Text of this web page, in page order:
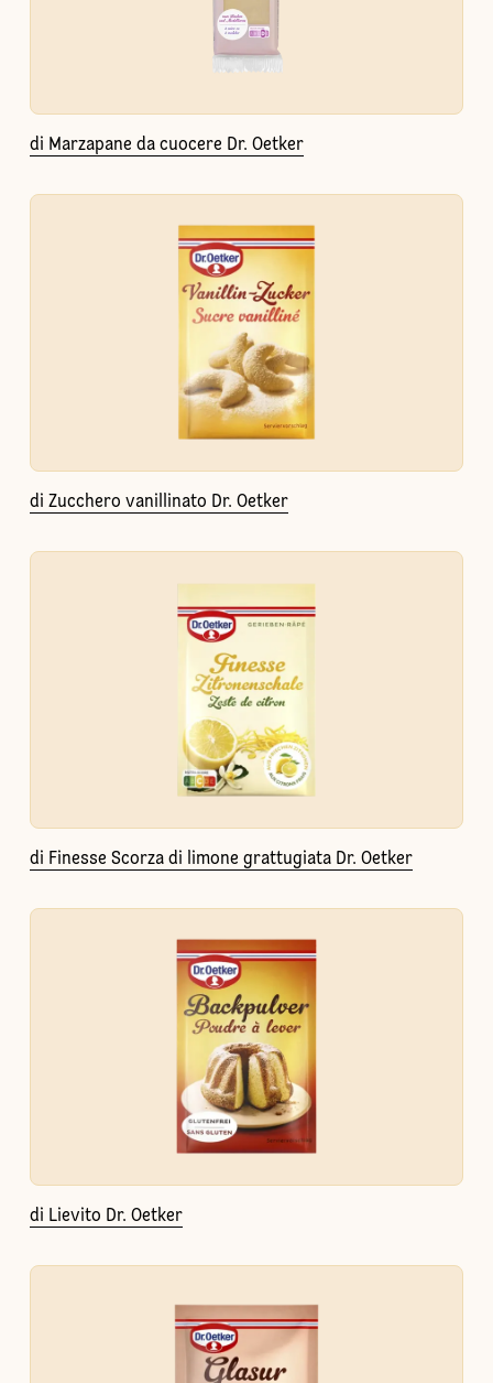
di Marzapane da cuocere Dr. Oetker
di Zucchero vanillinato Dr. Oetker
di Finesse Scorza di limone grattugiata Dr. Oetker
di Lievito Dr. Oetker